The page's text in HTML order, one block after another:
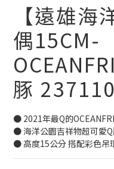
【遠雄海
偶15CM-
豚
● 2021年最Q的
● 海洋公園吉祥物超可愛
● 高度15公分 搭配彩色吊